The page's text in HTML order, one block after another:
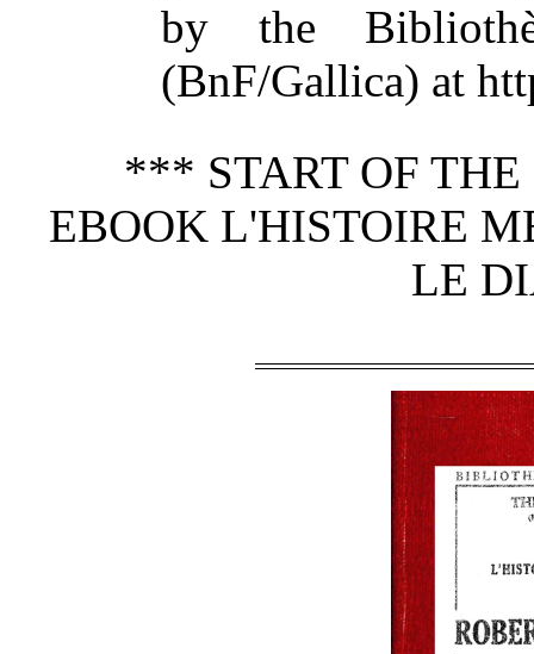
by the
(BnF/Gallica) at
*** START OF THE
EBOOK L'HISTOIRE
LE